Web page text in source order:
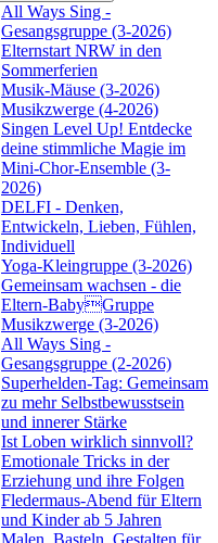
All Ways Sing -
Gesangsgruppe (3-2026)
Elternstart NRW in den
Sommerferien
Musik-Mäuse (3-2026)
Musikzwerge (4-2026)
Singen Level Up! Entdecke
deine stimmliche Magie im
Mini-Chor-Ensemble (3-
2026)
DELFI - Denken,
Entwickeln, Lieben, Fühlen,
Individuell
Yoga-Kleingruppe (3-2026)
Gemeinsam wachsen - die
Eltern-BabyGruppe
Musikzwerge (3-2026)
All Ways Sing -
Gesangsgruppe (2-2026)
Superhelden-Tag: Gemeinsam
zu mehr Selbstbewusstsein
und innerer Stärke
Ist Loben wirklich sinnvoll?
Emotionale Tricks in der
Erziehung und ihre Folgen
Fledermaus-Abend für Eltern
und Kinder ab 5 Jahren
Malen, Basteln, Gestalten für